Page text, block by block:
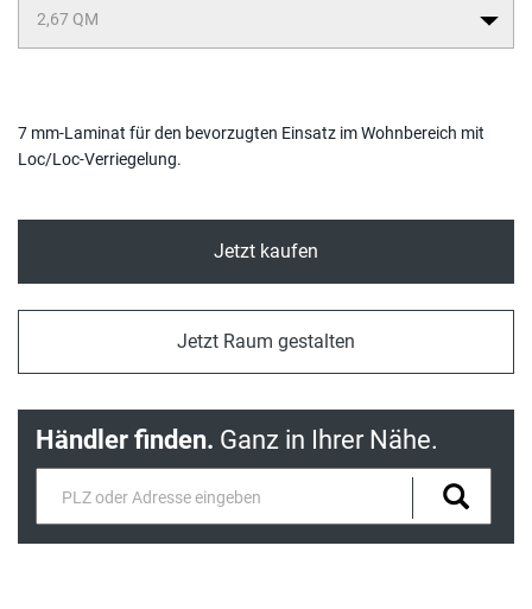
7 mm-Laminat für den bevorzugten Einsatz im Wohnbereich mit
Loc/Loc-Verriegelung.
Jetzt kaufen
Jetzt Raum gestalten
Händler finden. Ganz in Ihrer Nähe.